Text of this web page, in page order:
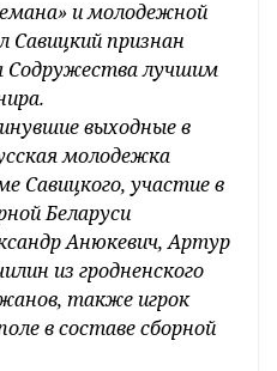
и молодежной
Савицкий признан
Содружества лучшим
выходные в
молодежка
Савицкого, участие в
Беларуси
Анюкевич, Артур
из гродненского
также игрок
в составе сборной